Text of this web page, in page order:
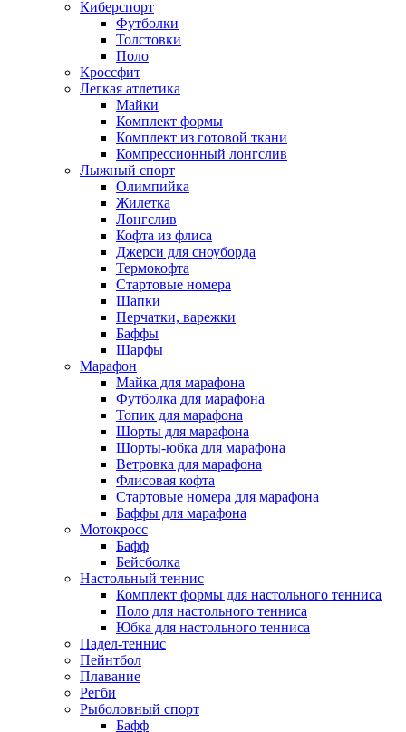
Киберспорт
Футболки
Толстовки
Поло
Кроссфит
Легкая атлетика
Майки
Комплект формы
Комплект из готовой ткани
Компрессионный лонгслив
Лыжный спорт
Олимпийка
Жилетка
Лонгслив
Кофта из флиса
Джерси для сноуборда
Термокофта
Стартовые номера
Шапки
Перчатки, варежки
Баффы
Шарфы
Марафон
Майка для марафона
Футболка для марафона
Топик для марафона
Шорты для марафона
Шорты-юбка для марафона
Ветровка для марафона
Флисовая кофта
Стартовые номера для марафона
Баффы для марафона
Мотокросс
Бафф
Бейсболка
Настольный теннис
Комплект формы для настольного тенниса
Поло для настольного тенниса
Юбка для настольного тенниса
Падел-теннис
Пейнтбол
Плавание
Регби
Рыболовный спорт
Бафф